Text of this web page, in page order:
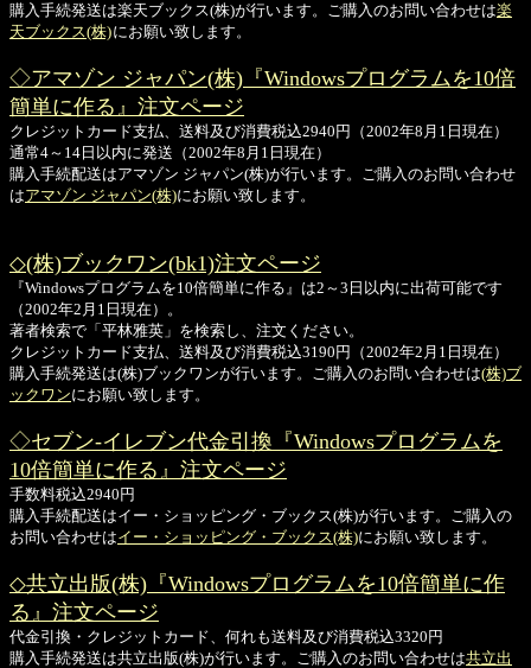
購入手続発送は楽天ブックス(株)が行います。ご購入のお問い合わせは楽
天ブックス(株)にお願い致します。
◇アマゾン ジャパン(株)『Windowsプログラムを10倍
簡単に作る』注文ページ
クレジットカード支払、送料及び消費税込2940円（2002年8月1日現在）
通常4～14日以内に発送（2002年8月1日現在）
購入手続配送はアマゾン ジャパン(株)が行います。ご購入のお問い合わせ
はアマゾン ジャパン(株)にお願い致します。
◇(株)ブックワン(bk1)注文ページ
『Windowsプログラムを10倍簡単に作る』は2～3日以内に出荷可能です
（2002年2月1日現在）。
著者検索で「平林雅英」を検索し、注文ください。
クレジットカード支払、送料及び消費税込3190円（2002年2月1日現在）
購入手続発送は(株)ブックワンが行います。ご購入のお問い合わせは(株)ブ
ックワンにお願い致します。
◇セブン-イレブン代金引換『Windowsプログラムを
10倍簡単に作る』注文ページ
手数料税込2940円
購入手続配送はイー・ショッピング・ブックス(株)が行います。ご購入の
お問い合わせはイー・ショッピング・ブックス(株)にお願い致します。
◇共立出版(株)『Windowsプログラムを10倍簡単に作
る』注文ページ
代金引換・クレジットカード、何れも送料及び消費税込3320円
購入手続発送は共立出版(株)が行います。ご購入のお問い合わせは共立出